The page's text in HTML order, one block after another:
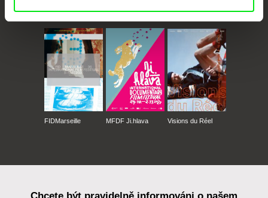
FIDMarseille MFDF Ji.hlava Visions du Réel